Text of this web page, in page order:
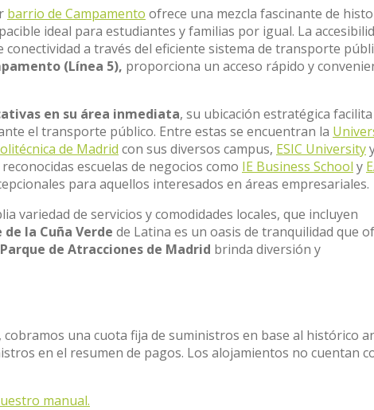
barrio de Campamento ofrece una mezcla fascinante de
ideal para estudiantes y familias por igual. La
a través del eficiente sistema de transporte
(Línea 5), proporciona un acceso rápido y
en su área inmediata, su ubicación estratégica
el transporte público. Entre estas se encuentran la
de Madrid con sus diversos campus, ESIC University
escuelas de negocios como IE Business School y
para aquellos interesados en áreas empresariales.
variedad de servicios y comodidades locales, que incluyen
de la Cuña Verde de Latina es un oasis de tranquilidad que
Parque de Atracciones de Madrid brinda diversión y
una cuota fija de suministros en base al histórico
en el resumen de pagos. Los alojamientos no cuentan
manual.